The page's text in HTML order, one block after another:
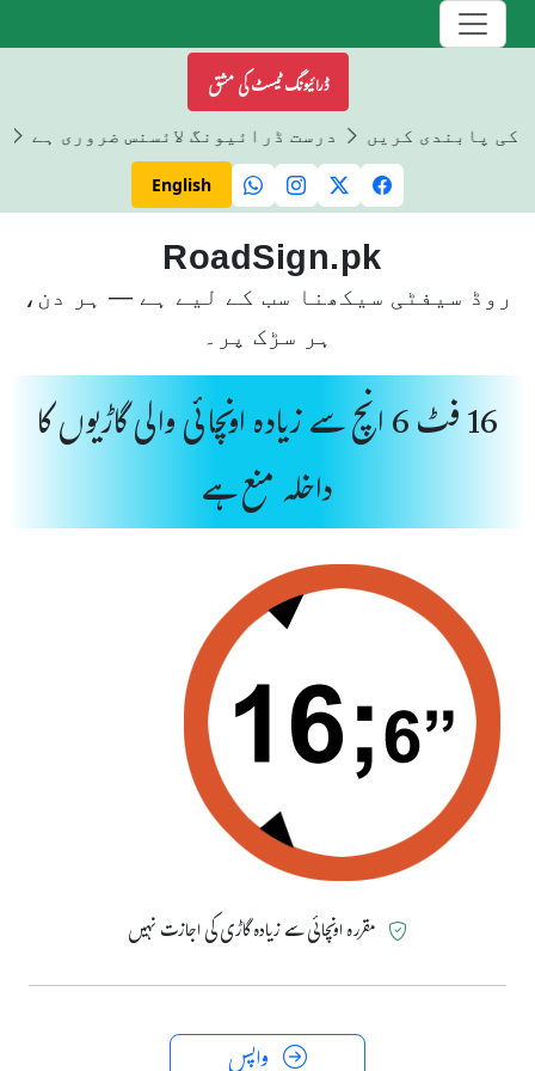
ڈرائیونگ ٹیسٹ کی مشق
کی پابندی کریں درست ڈرائیونگ لائسنس ضروری ہے
English
RoadSign.pk
روڈ سیفٹی سیکھنا سب کے لیے ہے — ہر دن،
ہر سڑک پر۔
16 فٹ 6 انچ سے زیادہ اونچائی والی گاڑیوں کا
داخلہ منع ہے
مقررہ اونچائی سے زیادہ گاڑی کی اجازت نہیں